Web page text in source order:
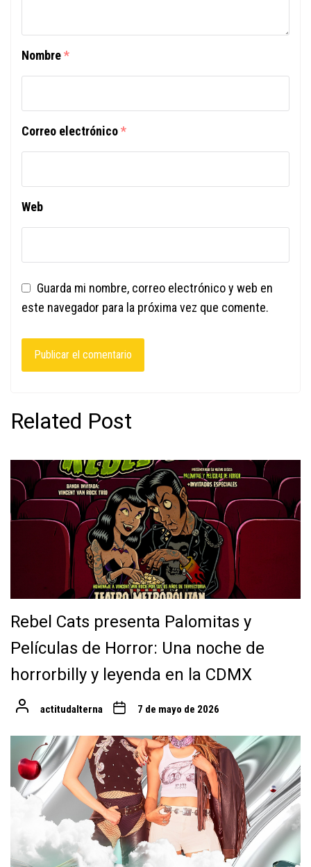
Nombre*
Correo electrónico*
Web
Guarda mi nombre, correo electrónico y web en
este navegador para la próxima vez que comente.
Related Post
Rebel Cats presenta Palomitas y
Películas de Horror: Una noche de
horrorbilly y leyenda en la CDMX
actitudalterna 7 de mayo de 2026